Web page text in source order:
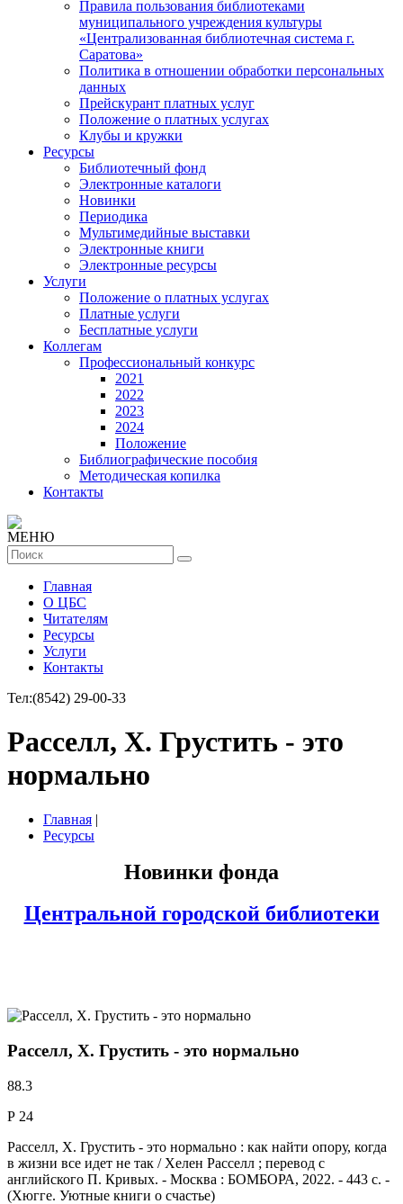
Правила пользования библиотеками
муниципального учреждения культуры
«Централизованная библиотечная система г.
Саратова»
Политика в отношении обработки персональных
данных
Прейскурант платных услуг
Положение о платных услугах
Клубы и кружки
Ресурсы
Библиотечный фонд
Электронные каталоги
Новинки
Периодика
Мультимедийные выставки
Электронные книги
Электронные ресурсы
Услуги
Положение о платных услугах
Платные услуги
Бесплатные услуги
Коллегам
Профессиональный конкурс
2021
2022
2023
2024
Положение
Библиографические пособия
Методическая копилка
Контакты
МЕНЮ
Главная
О ЦБС
Читателям
Ресурсы
Услуги
Контакты
Тел:(8542) 29-00-33
Расселл, Х. Грустить - это
нормально
Главная |
Ресурсы
Новинки фонда
Центральной городской библиотеки
Расселл, Х. Грустить - это нормально
88.3
Р 24
Расселл, Х. Грустить - это нормально : как найти опору, когда
в жизни все идет не так / Хелен Расселл ; перевод с
английского П. Кривых. - Москва : БОМБОРА, 2022. - 443 с. -
(Хюгге. Уютные книги о счастье)